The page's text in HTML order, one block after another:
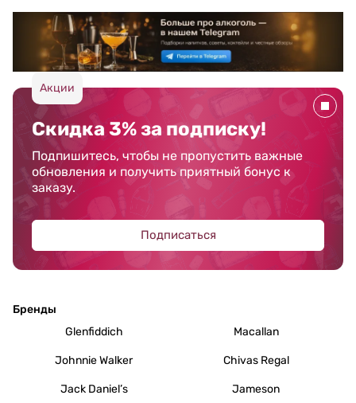
Акции
Скидка 3% за подписку!
Подпишитесь, чтобы не пропустить важные
обновления и получить приятный бонус к
заказу.
Подписаться
Бренды
Glenfiddich
Macallan
Johnnie Walker Chivas Regal
Jack Daniel’s
Jameson